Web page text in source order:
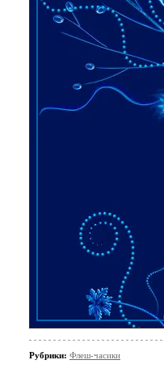
Рубрики: Флеш-часики